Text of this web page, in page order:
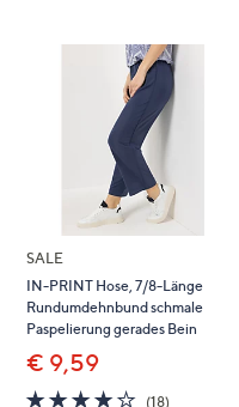
SALE
IN-PRINT Hose, 7/8-Länge
Rundumdehnbund schmale
Paspelierung gerades Bein
€ 9,59
3.8
(18)